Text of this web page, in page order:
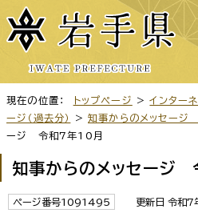
現在の位置： トップページ >インター
ージ（過去分）
>知事からのメッセー
ージ 令和7年10月
知事からのメッセージ
ページ番号1091495 更新日 令和7